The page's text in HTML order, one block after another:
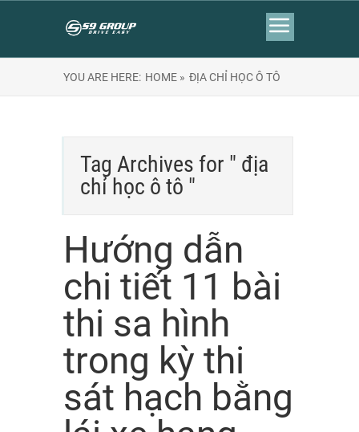
YOU ARE HERE: HOME » ĐỊA CHỈ HỌC Ô TÔ
Tag Archives for " địa
chỉ học ô tô "
Hướng dẫn
chi tiết 11 bài
thi sa hình
trong kỳ thi
sát hạch bằng